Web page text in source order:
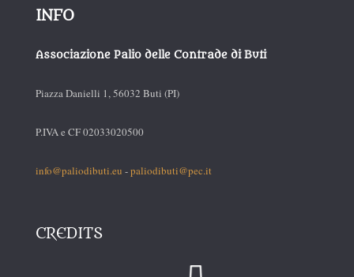
INFO
Associazione Palio delle Contrade di Buti
Piazza Danielli 1, 56032 Buti (PI)
P.IVA e CF 02033020500
info@paliodibuti.eu -paliodibuti@pec.it
CREDITS